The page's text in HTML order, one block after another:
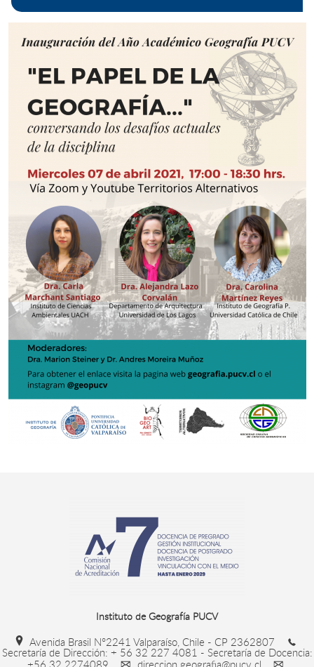
Instituto de Geografía PUCV
Avenida Brasil N°2241 Valparaíso, Chile - CP 2362807
Secretaría de Dirección: + 56 32 227 4081 - Secretaría de Docencia:
+56 32 2274089
direccion.geografia@pucv.cl